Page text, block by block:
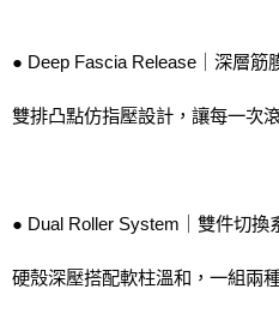
客戶支援中心」
https://
１．透過由恩沛科技股份有限公司提供
３．未成年的使用者請事先徵得法定代
任。
４．使用「AFTEE先享後付」時，將
● Deep Fascia Release｜深層筋
雙排凸點仿指壓設計，讓每一次
● Dual Roller System｜雙件切換
硬殼深壓搭配軟柱溫和，一組兩